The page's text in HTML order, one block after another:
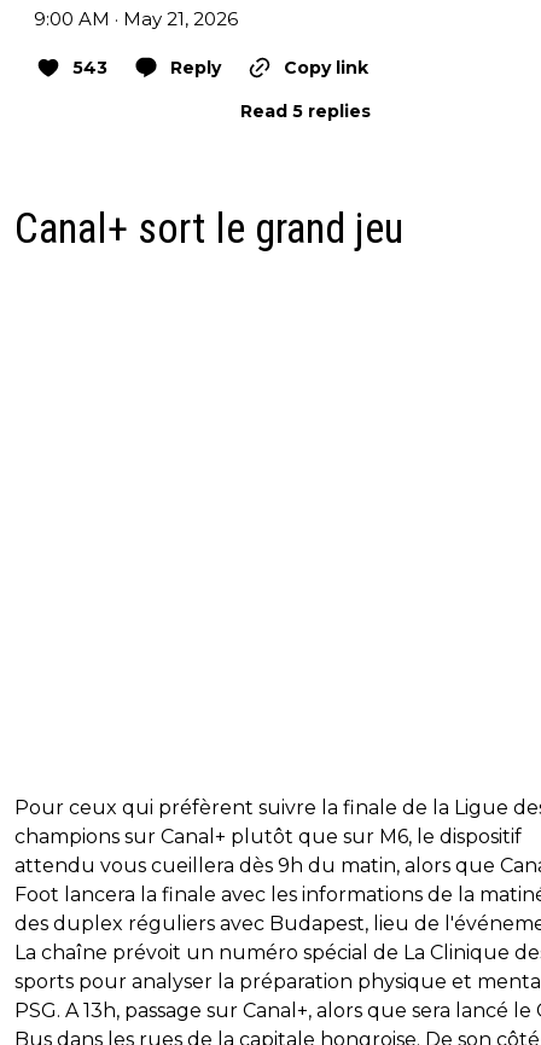
9:00 AM · May 21, 2026
543 Reply
Copy link
Read 5 replies
Canal+ sort le grand jeu
Pour ceux qui préfèrent suivre la finale de la Ligue
champions sur Canal+ plutôt que sur M6, le dispositif
attendu vous cueillera dès 9h du matin, alors que
Foot lancera la finale avec les informations de la
des duplex réguliers avec Budapest, lieu de
La chaîne prévoit un numéro spécial de La Clinique
sports pour analyser la préparation physique et
PSG. A 13h, passage sur Canal+, alors que sera lancé le
Bus dans les rues de la capitale hongroise. De son